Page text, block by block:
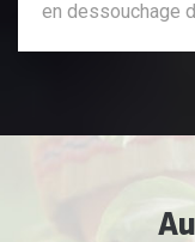
en dessouchage